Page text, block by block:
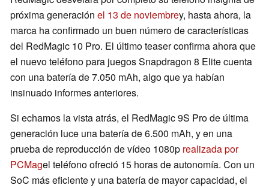
próxima generación el 13 de noviembrey, hasta ahora, la
marca ha confirmado un buen número de características
del RedMagic 10 Pro. El último teaser confirma ahora que
el nuevo teléfono para juegos Snapdragon 8 Elite cuenta
con una batería de 7.050 mAh, algo que ya habían
insinuado informes anteriores.
Si echamos la vista atrás, el RedMagic 9S Pro de última
generación luce una batería de 6.500 mAh, y en una
prueba de reproducción de vídeo 1080p realizada por
PCMagel teléfono ofreció 15 horas de autonomía. Con un
SoC más eficiente y una batería de mayor capacidad, el